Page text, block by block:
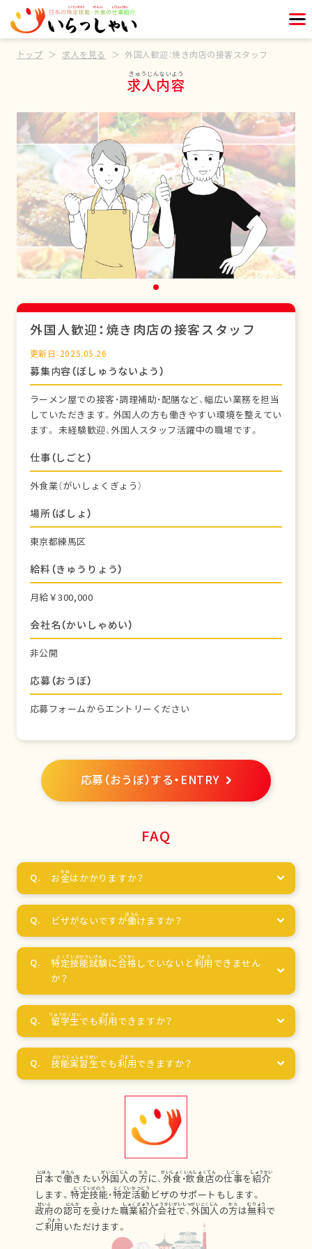
トップ 求人を見る 外国人歓迎：焼き肉店の接客スタッフ
求人内容
外国人歓迎：焼き肉店の接客スタッフ
更新日：2025.05.26
募集内容（ぼしゅうないよう）
ラーメン屋での接客・調理補助・配膳など、幅広い業務を担当
していただきます。外国人の方も働きやすい環境を整えてい
ます。 未経験歓迎、外国人スタッフ活躍中の職場です。
仕事（しごと）
外食業（がいしょくぎょう）
場所（ばしょ）
東京都練馬区
給料（きゅうりょう）
月給￥300,000
会社名（かいしゃめい）
非公開
応募（おうぼ）
応募フォームからエントリーください
応募（おうぼ）する・ENTRY
FAQ
お金はかかりますか？
ビザがないですが働けますか？
特定技能試験に合格 していないと利用 できません
か？
留学生でも利用 できますか？
技能実習生でも利用できますか？
日本で働きたい外国人の方に、 外食 ・飲食店の仕事を紹介
します。特定技能・特定活動 ビザのサポートもします。
政府の認可を受けた職業紹介会社で、 外国人の方は無料で
ご利用 いただけます。